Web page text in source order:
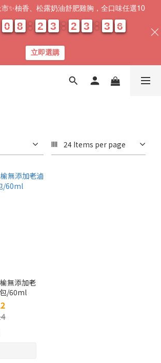
24 Items per page
無添加老
/60ml
✨柚香、松露奶油舒肥雞胸，全口味任選10
0
0
0
0 8
8
8
8 2
2
2
2 3
3
3
3 2
2
2
2 3
3
3
3 3
3
3
3 0
0
6
6
5
立即選購